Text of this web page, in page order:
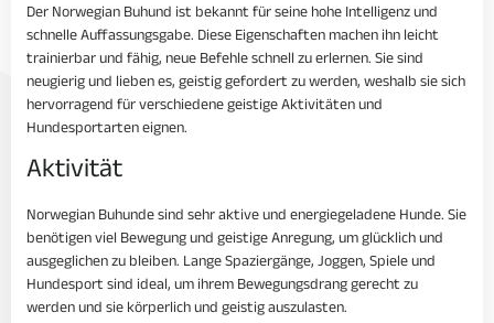
Der Norwegian Buhund ist bekannt für seine hohe Intelligenz und
schnelle Auffassungsgabe. Diese Eigenschaften machen ihn leicht
trainierbar und fähig, neue Befehle schnell zu erlernen. Sie sind
neugierig und lieben es, geistig gefordert zu werden, weshalb sie sich
hervorragend für verschiedene geistige Aktivitäten und
Hundesportarten eignen.
Aktivität
Norwegian Buhunde sind sehr aktive und energiegeladene Hunde. Sie
benötigen viel Bewegung und geistige Anregung, um glücklich und
ausgeglichen zu bleiben. Lange Spaziergänge, Joggen, Spiele und
Hundesport sind ideal, um ihrem Bewegungsdrang gerecht zu
werden und sie körperlich und geistig auszulasten.